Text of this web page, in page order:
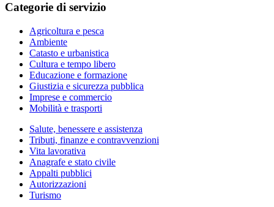
Categorie di servizio
Agricoltura e pesca
Ambiente
Catasto e urbanistica
Cultura e tempo libero
Educazione e formazione
Giustizia e sicurezza pubblica
Imprese e commercio
Mobilità e trasporti
Salute, benessere e assistenza
Tributi, finanze e contravvenzioni
Vita lavorativa
Anagrafe e stato civile
Appalti pubblici
Autorizzazioni
Turismo